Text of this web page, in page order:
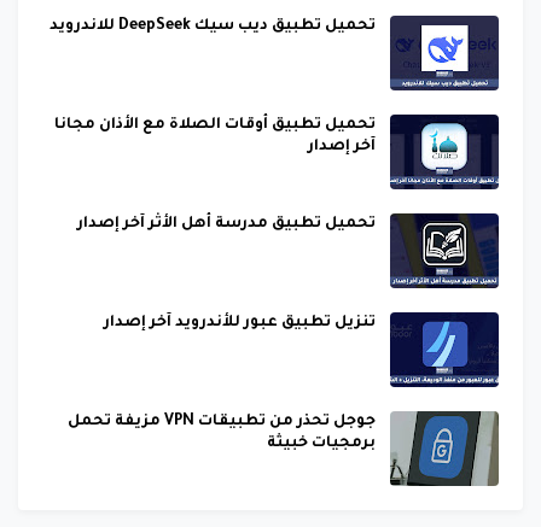
تحميل تطبيق ديب سيك DeepSeek للاندرويد
تحميل تطبيق أوقات الصلاة مع الأذان مجانا
آخر إصدار
تحميل تطبيق مدرسة أهل الأثر آخر إصدار
تنزيل تطبيق عبور للأندرويد آخر إصدار
جوجل تحذر من تطبيقات VPN مزيفة تحمل
برمجيات خبيثة